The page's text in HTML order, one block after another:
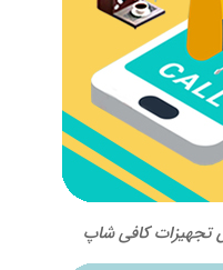
تجهیزات کافی شاپ